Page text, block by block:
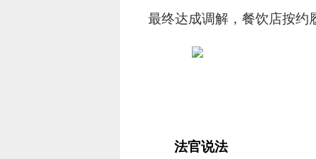
最终达成调解，餐饮店按约
法官说法